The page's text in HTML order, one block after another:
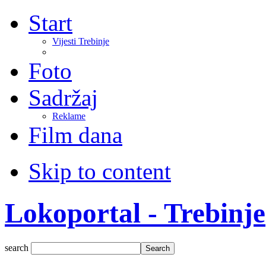
Start
Vijesti Trebinje
Foto
Sadržaj
Reklame
Film dana
Skip to content
Lokoportal - Trebinje
search